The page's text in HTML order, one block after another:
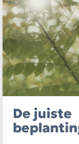
De juiste